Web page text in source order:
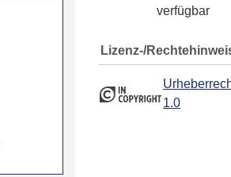
verfügbar
Lizenz-/
1.0